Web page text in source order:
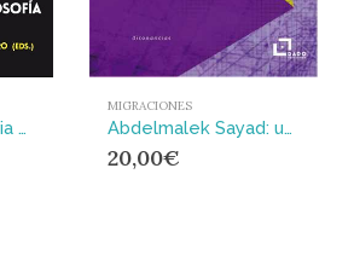
Foucault y la historia de la filosofía
MIGRACIONES
Abdelmalek Sayad: una lectura crítica : Migraciones, saberes y luchas (sociales y culturales)
20,00€